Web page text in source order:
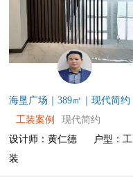
海垦广场｜389㎡｜现代简约
工装案例
现代简约
设计师：黄仁德
户型：工
装